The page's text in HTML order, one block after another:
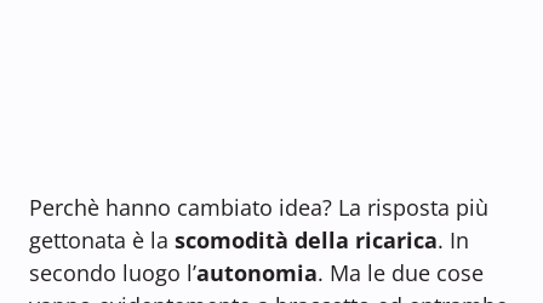
Perchè hanno cambiato idea? La risposta più
gettonata è la scomodità della ricarica. In
secondo luogo l’autonomia. Ma le due cose